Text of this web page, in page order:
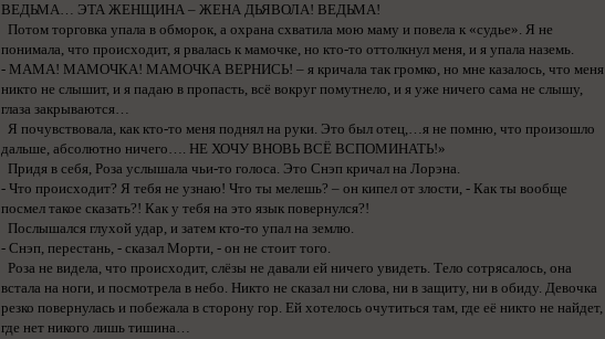
ВЕДЬМА… ЭТА ЖЕНЩИНА – ЖЕНА ДЬЯВОЛА! ВЕДЬМА!
Потом торговка упала в обморок, а охрана схватила мою маму и повела к «судье». Я не
понимала, что происходит, я рвалась к мамочке, но кто-то оттолкнул меня, и я упала наземь.
- МАМА! МАМОЧКА! МАМОЧКА ВЕРНИСЬ! – я кричала так громко, но мне казалось, что меня
никто не слышит, и я падаю в пропасть, всё вокруг помутнело, и я уже ничего сама не слышу,
глаза закрываются…
Я почувствовала, как кто-то меня поднял на руки. Это был отец,…я не помню, что произошло
дальше, абсолютно ничего…. НЕ ХОЧУ ВНОВЬ ВСЁ ВСПОМИНАТЬ!»
Придя в себя, Роза услышала чьи-то голоса. Это Снэп кричал на Лорэна.
- Что происходит? Я тебя не узнаю! Что ты мелешь? – он кипел от злости, - Как ты вообще
посмел такое сказать?! Как у тебя на это язык повернулся?!
Послышался глухой удар, и затем кто-то упал на землю.
- Снэп, перестань, - сказал Морти, - он не стоит того.
Роза не видела, что происходит, слёзы не давали ей ничего увидеть. Тело сотрясалось, она
встала на ноги, и посмотрела в небо. Никто не сказал ни слова, ни в защиту, ни в обиду. Девочка
резко повернулась и побежала в сторону гор. Ей хотелось очутиться там, где её никто не найдет,
где нет никого лишь тишина…